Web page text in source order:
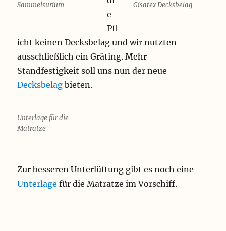
Gisatex Decksbelag
Sammelsurium
e
Pfl
icht keinen Decksbelag und wir nutzten
ausschließlich ein Gräting. Mehr
Standfestigkeit soll uns nun der neue
Decksbelag bieten.
Unterlage für die
Matratze
Zur besseren Unterlüftung gibt es noch eine
Unterlage für die Matratze im Vorschiff.